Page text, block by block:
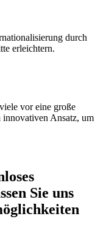
durch
erleichtern.
vor eine große
Ansatz, um
Sie uns